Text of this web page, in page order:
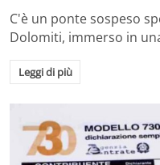
C'è un ponte sospeso
Dolomiti, immerso in
Leggi di più